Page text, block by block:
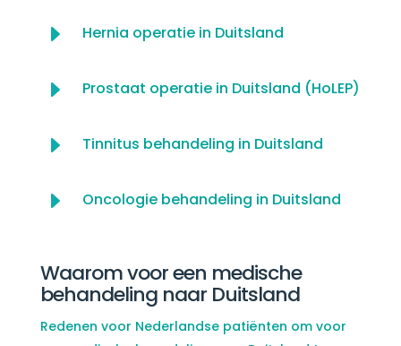
E Hernia operatie in Duitsland
E Prostaat operatie in Duitsland (HoLEP)
E Tinnitus behandeling in Duitsland
E Oncologie behandeling in Duitsland
Waarom voor een medische
behandeling naar Duitsland
Redenen voor Nederlandse patiënten om voor